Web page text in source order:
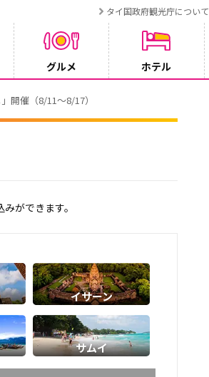
タイ国政府観光庁について
グルメ ホテル
ができます。
イサーン
サムイ